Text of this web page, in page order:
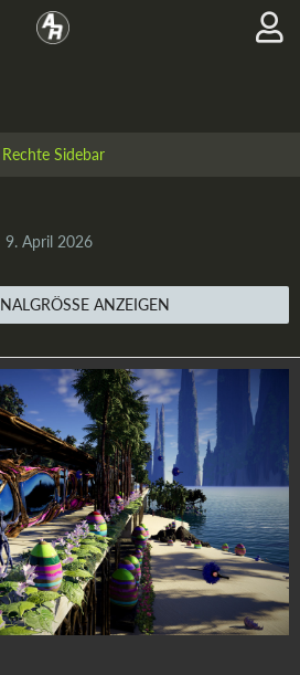
9. April 2026
ANZEIGEN